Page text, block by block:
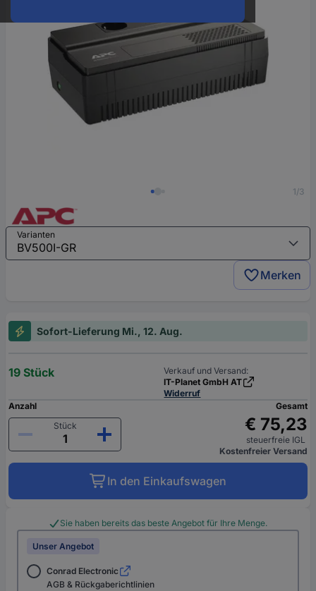
1/3
Varianten
Merken
Sofort-Lieferung Mi., 12. Aug.
19 Stück
Verkauf und Versand:
IT-Planet GmbH AT
Widerruf
Anzahl
Stück
Gesamt
€ 75,23
steuerfreie IGL
Kostenfreier Versand
In den Einkaufswagen
Sie haben bereits das beste Angebot für Ihre Menge.
Unser Angebot
Conrad Electronic
AGB & Rückgaberichtlinien